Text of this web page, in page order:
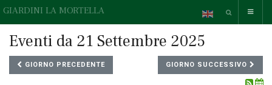
GIARDINI LA MORTELLA
Eventi da 21 Settembre 2025
GIORNO PRECEDENTE GIORNO SUCCESSIVO